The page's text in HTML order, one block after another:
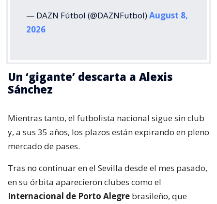
— DAZN Fútbol (@DAZNFutbol)August 8,
2026
Un ‘gigante’ descarta a Alexis
Sánchez
Mientras tanto, el futbolista nacional sigue sin club
y, a sus 35 años, los plazos están expirando en pleno
mercado de pases.
Tras no continuar en el Sevilla desde el mes pasado,
en su órbita aparecieron clubes como el
Internacional de Porto Alegre brasileño, que